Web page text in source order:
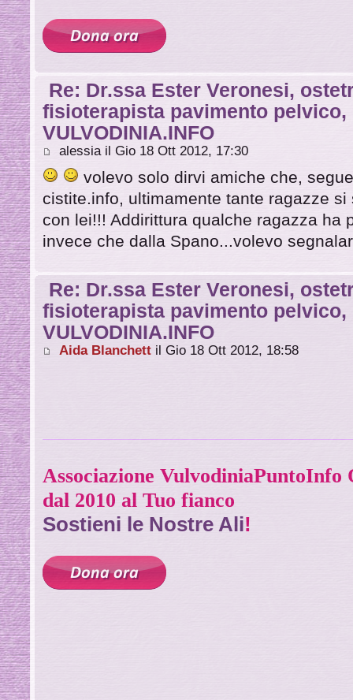
Re: Dr.ssa Ester Veronesi,
fisioterapista pavimento pelvico,
VULVODINIA.INFO
alessia il Gio 18 Ott 2012, 17:30
volevo solo dirvi amiche che,
cistite.info, ultimamente tante ragazze
con lei!!! Addirittura qualche ragazza ha
invece che dalla Spano...volevo
Re: Dr.ssa Ester Veronesi,
fisioterapista pavimento pelvico,
VULVODINIA.INFO
Aida Blanchett il Gio 18 Ott 2012, 18:58
Associazione VulvodiniaPuntoInfo
dal 2010 al Tuo fianco
Sostieni le Nostre Ali!